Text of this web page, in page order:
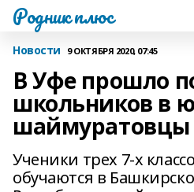
Родник плюс
Новости 9 ОКТЯБРЯ 2020, 07:45
В Уфе прошло
школьников в
шаймуратовцы
Ученики трех 7-х
обучаются в